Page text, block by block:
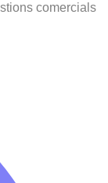
comercials